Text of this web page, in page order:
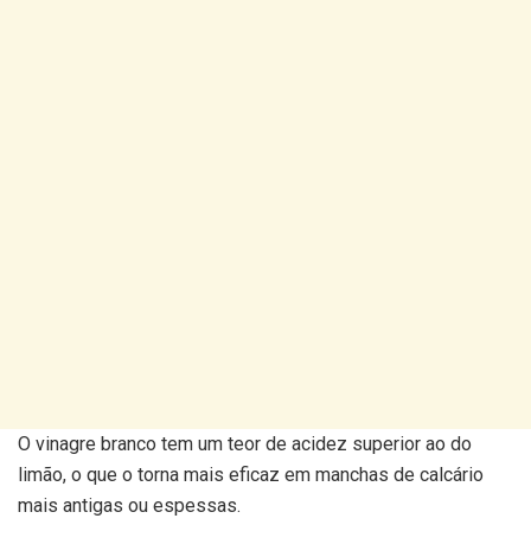
O vinagre branco tem um teor de acidez superior ao do
limão, o que o torna mais eficaz em manchas de calcário
mais antigas ou espessas.